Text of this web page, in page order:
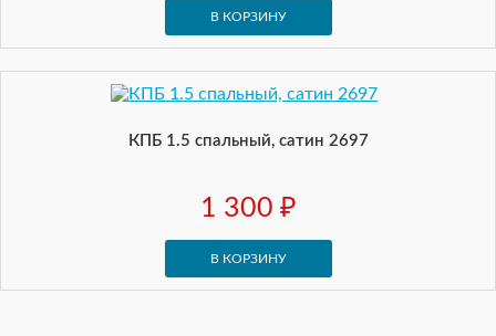
В КОРЗИНУ
КПБ 1.5 спальный, сатин 2697
1 300 ₽
В КОРЗИНУ